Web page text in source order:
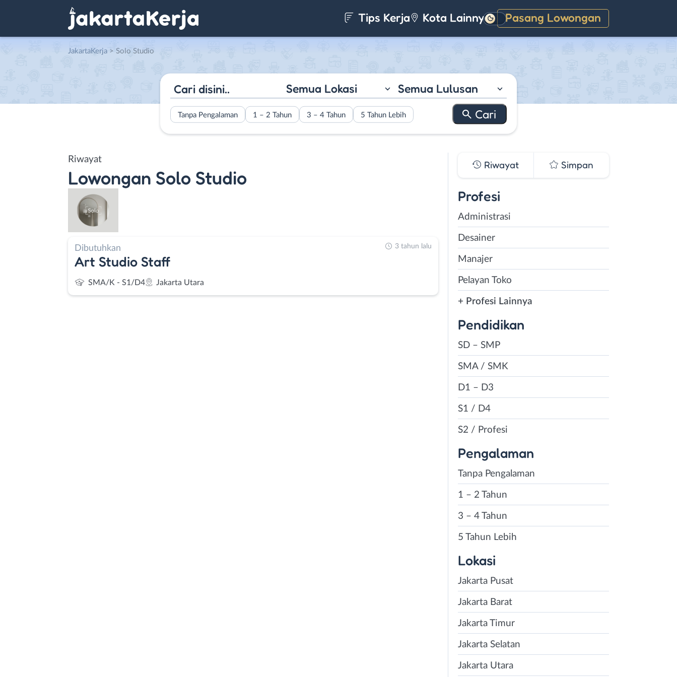
Tips Kerja Kota Lainnya Pasang Lowongan
Gelap
JakartaKerja > Solo Studio
Semua Lokasi Semua Lulusan
Tanpa Pengalaman 1 – 2 Tahun 3 – 4 Tahun 5 Tahun Lebih
Riwayat
Lowongan Solo Studio
Dibutuhkan
Art Studio Staff
SMA/K - S1/D4 Jakarta Utara
3 tahun lalu
Riwayat Simpan
Profesi
Administrasi
Desainer
Manajer
Pelayan Toko
+ Profesi Lainnya
Pendidikan
SD – SMP
SMA / SMK
D1 – D3
S1 / D4
S2 / Profesi
Pengalaman
Tanpa Pengalaman
1 – 2 Tahun
3 – 4 Tahun
5 Tahun Lebih
Lokasi
Jakarta Pusat
Jakarta Barat
Jakarta Timur
Jakarta Selatan
Jakarta Utara